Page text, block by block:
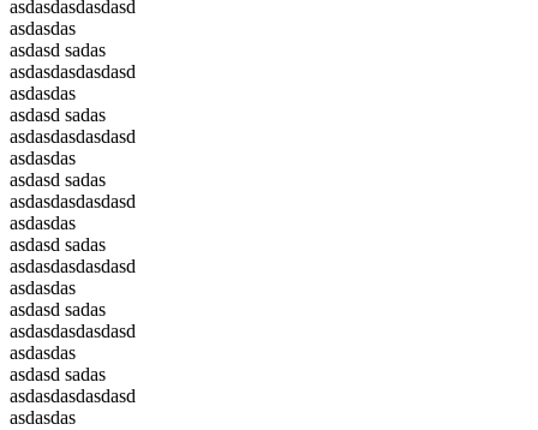
asdasdasdasdasd
asdasdas
asdasd sadas
asdasdasdasdasd
asdasdas
asdasd sadas
asdasdasdasdasd
asdasdas
asdasd sadas
asdasdasdasdasd
asdasdas
asdasd sadas
asdasdasdasdasd
asdasdas
asdasd sadas
asdasdasdasdasd
asdasdas
asdasd sadas
asdasdasdasdasd
asdasdas